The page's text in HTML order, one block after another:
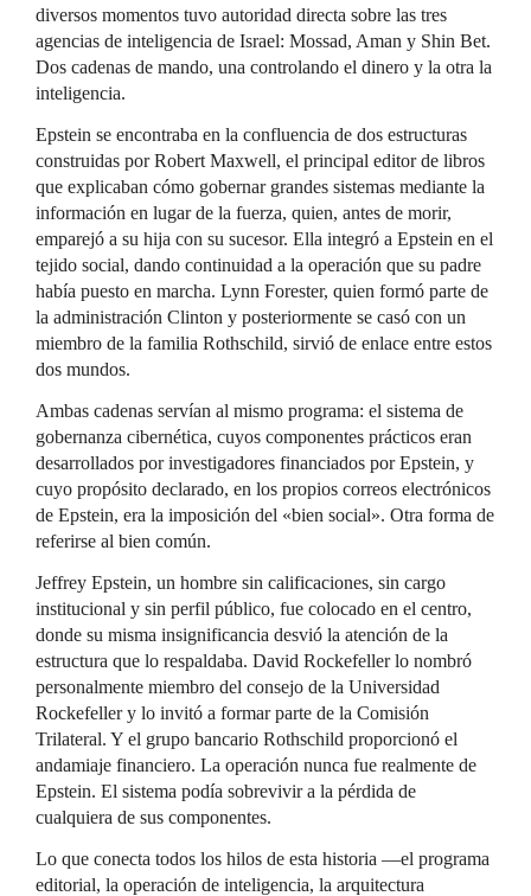
diversos momentos tuvo autoridad directa sobre las tres
agencias de inteligencia de Israel: Mossad, Aman y Shin Bet.
Dos cadenas de mando, una controlando el dinero y la otra la
inteligencia.
Epstein se encontraba en la confluencia de dos estructuras
construidas por Robert Maxwell, el principal editor de libros
que explicaban cómo gobernar grandes sistemas mediante la
información en lugar de la fuerza, quien, antes de morir,
emparejó a su hija con su sucesor. Ella integró a Epstein en el
tejido social, dando continuidad a la operación que su padre
había puesto en marcha. Lynn Forester, quien formó parte de
la administración Clinton y posteriormente se casó con un
miembro de la familia Rothschild, sirvió de enlace entre estos
dos mundos.
Ambas cadenas servían al mismo programa: el sistema de
gobernanza cibernética, cuyos componentes prácticos eran
desarrollados por investigadores financiados por Epstein, y
cuyo propósito declarado, en los propios correos electrónicos
de Epstein, era la imposición del «bien social». Otra forma de
referirse al bien común.
Jeffrey Epstein, un hombre sin calificaciones, sin cargo
institucional y sin perfil público, fue colocado en el centro,
donde su misma insignificancia desvió la atención de la
estructura que lo respaldaba. David Rockefeller lo nombró
personalmente miembro del consejo de la Universidad
Rockefeller y lo invitó a formar parte de la Comisión
Trilateral. Y el grupo bancario Rothschild proporcionó el
andamiaje financiero. La operación nunca fue realmente de
Epstein. El sistema podía sobrevivir a la pérdida de
cualquiera de sus componentes.
Lo que conecta todos los hilos de esta historia —el programa
editorial, la operación de inteligencia, la arquitectura